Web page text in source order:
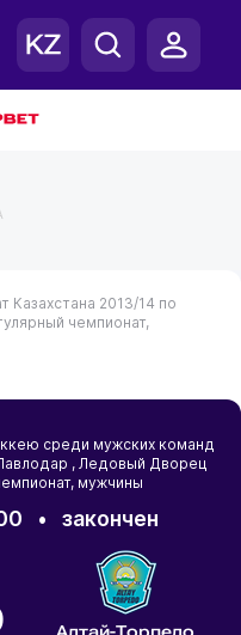
Казахстана 2013/14 по
чемпионат,
среди мужских команд
, Ледовый Дворец
мужчины
• закончен